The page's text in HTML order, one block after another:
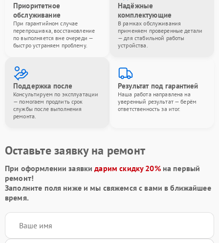
Приоритетное
обслуживание
При гарантийном случае
перепрошивка, восстановление
по выполняется вне очереди —
быстро устраняем проблему.
Надёжные
комплектующие
В рамках обслуживания
применяем проверенные детали
— для стабильной работы
устройства.
Поддержка после
Консультируем по эксплуатации
— помогаем продлить срок
службы после выполнения
ремонта.
Результат под гарантией
Наша работа направлена на
уверенный результат — берём
ответственность за итог.
Оставьте заявку на ремонт
При оформлении заявкидарим скидку 20%на первый
ремонт!
Заполните поля ниже и мы свяжемся с вами в ближайшее
время.